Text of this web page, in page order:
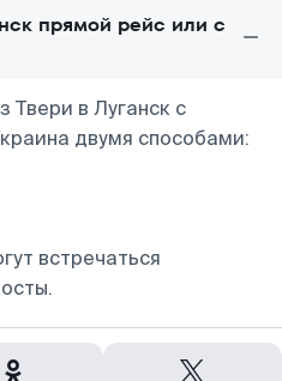
прямой рейс или с
Твери в Луганск с
двумя способами:
встречаться